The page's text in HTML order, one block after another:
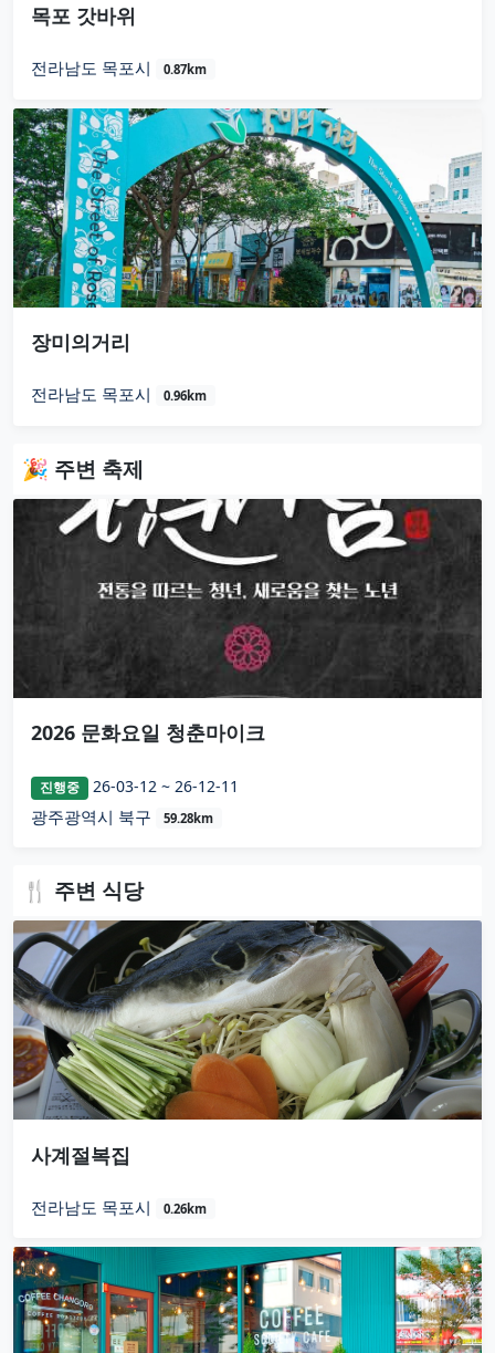
목포 갓바위
전라남도 목포시 0.87km
장미의거리
전라남도 목포시 0.96km
🎉 주변 축제
2026 문화요일 청춘마이크
진행중 26-03-12 ~ 26-12-11
광주광역시 북구 59.28km
🍴 주변 식당
사계절복집
전라남도 목포시 0.26km